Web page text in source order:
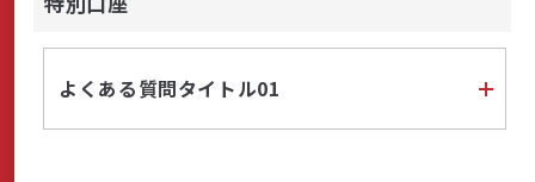
問い合わせフォーム
よくある質問タイトル01